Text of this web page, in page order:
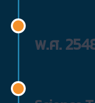
พ.ศ.